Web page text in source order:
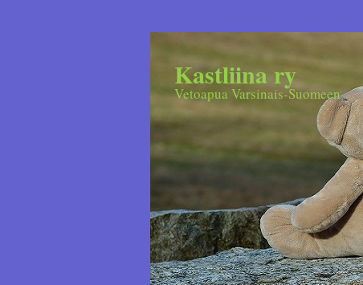
Kastliina ry
Vetoapua Varsinais-Suomeen